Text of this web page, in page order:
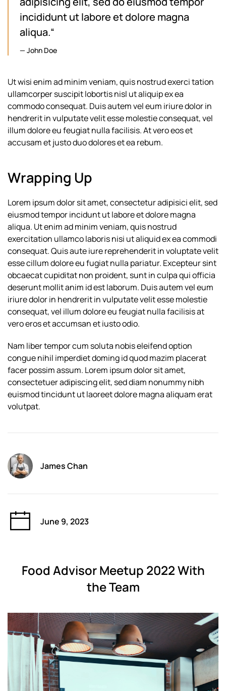
incididunt ut labore et dolore magna
aliqua.“
John Doe
Ut wisi enim ad minim veniam, quis nostrud exerci tation
ullamcorper suscipit lobortis nisl ut aliquip ex ea
commodo consequat. Duis autem vel eum iriure dolor in
hendrerit in vulputate velit esse molestie consequat, vel
illum dolore eu feugiat nulla facilisis. At vero eos et
accusam et justo duo dolores et ea rebum.
Wrapping Up
Lorem ipsum dolor sit amet, consectetur adipisici elit, sed
eiusmod tempor incidunt ut labore et dolore magna
aliqua. Ut enim ad minim veniam, quis nostrud
exercitation ullamco laboris nisi ut aliquid ex ea commodi
consequat. Quis aute iure reprehenderit in voluptate velit
esse cillum dolore eu fugiat nulla pariatur. Excepteur sint
obcaecat cupiditat non proident, sunt in culpa qui officia
deserunt mollit anim id est laborum. Duis autem vel eum
iriure dolor in hendrerit in vulputate velit esse molestie
consequat, vel illum dolore eu feugiat nulla facilisis at
vero eros et accumsan et iusto odio.
Nam liber tempor cum soluta nobis eleifend option
congue nihil imperdiet doming id quod mazim placerat
facer possim assum. Lorem ipsum dolor sit amet,
consectetuer adipiscing elit, sed diam nonummy nibh
euismod tincidunt ut laoreet dolore magna aliquam erat
volutpat.
James Chan
June 9, 2023
Food Advisor Meetup 2022 With
the Team